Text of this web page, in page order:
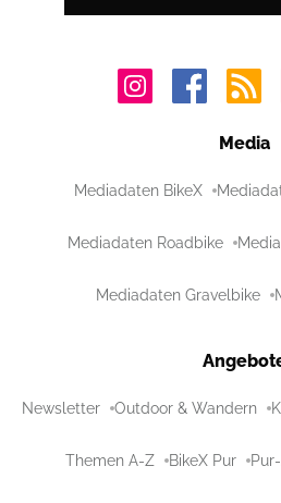
Media
Mediadaten BikeX
Mediadaten Roadbike
Mediadaten Gravelbike
Newsletter Outdoor & Wandern
Themen A-Z BikeX Pur